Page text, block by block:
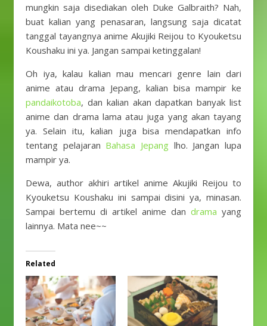
mungkin saja disediakan oleh Duke Galbraith? Nah,
buat kalian yang penasaran, langsung saja dicatat
tanggal tayangnya anime Akujiki Reijou to Kyouketsu
Koushaku ini ya. Jangan sampai ketinggalan!
Oh iya, kalau kalian mau mencari genre lain dari
anime atau drama Jepang, kalian bisa mampir ke
pandaikotoba, dan kalian akan dapatkan banyak list
anime dan drama lama atau juga yang akan tayang
ya. Selain itu, kalian juga bisa mendapatkan info
tentang pelajaran Bahasa Jepang lho. Jangan lupa
mampir ya.
Dewa, author akhiri artikel anime Akujiki Reijou to
Kyouketsu Koushaku ini sampai disini ya, minasan.
Sampai bertemu di artikel anime dan drama yang
lainnya. Mata nee~~
Related